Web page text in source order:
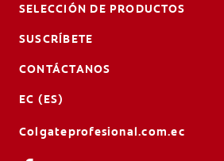
SELECCIÓN DE PRODUCTOS
SUSCRÍBETE
CONTÁCTANOS
EC (ES)
Colgateprofesional.com.ec